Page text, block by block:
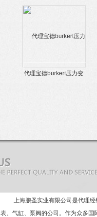
阳一级总代理
代理宝德burkert压力变
表、气缸、泵阀的公司。作为众多国